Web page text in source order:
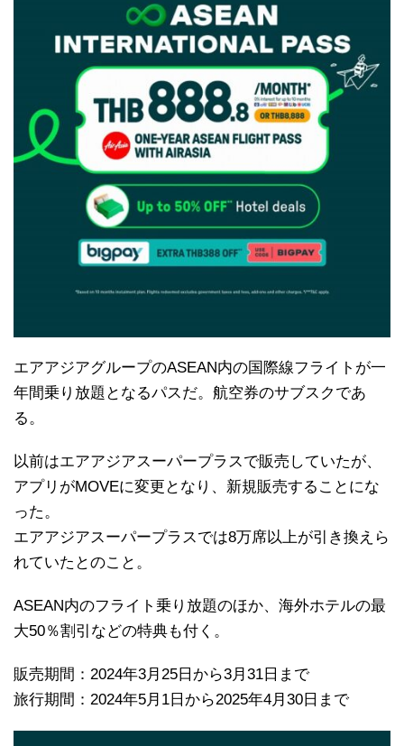
エアアジアグループのASEAN内の国際線フライトが一
年間乗り放題となるパスだ。航空券のサブスクであ
る。
以前はエアアジアスーパープラスで販売していたが、
アプリがMOVEに変更となり、新規販売することにな
った。
エアアジアスーパープラスでは8万席以上が引き換えら
れていたとのこと。
ASEAN内のフライト乗り放題のほか、海外ホテルの最
大50％割引などの特典も付く。
販売期間：2024年3月25日から3月31日まで
旅行期間：2024年5月1日から2025年4月30日まで